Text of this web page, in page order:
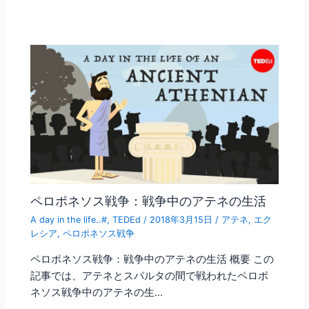
ペロポネソス戦争：戦争中のアテネの生活
A day in the life..#,TEDEd / 2018年3月15日/ アテネ, エク
レシア,ペロポネソス戦争
ペロポネソス戦争：戦争中のアテネの生活 概要 この
記事では、アテネとスパルタの間で戦われたペロポ
ネソス戦争中のアテネの生…